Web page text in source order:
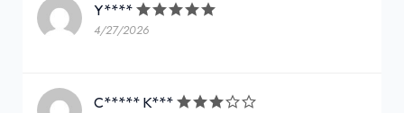
Y****
4/27/2026
C***** K***